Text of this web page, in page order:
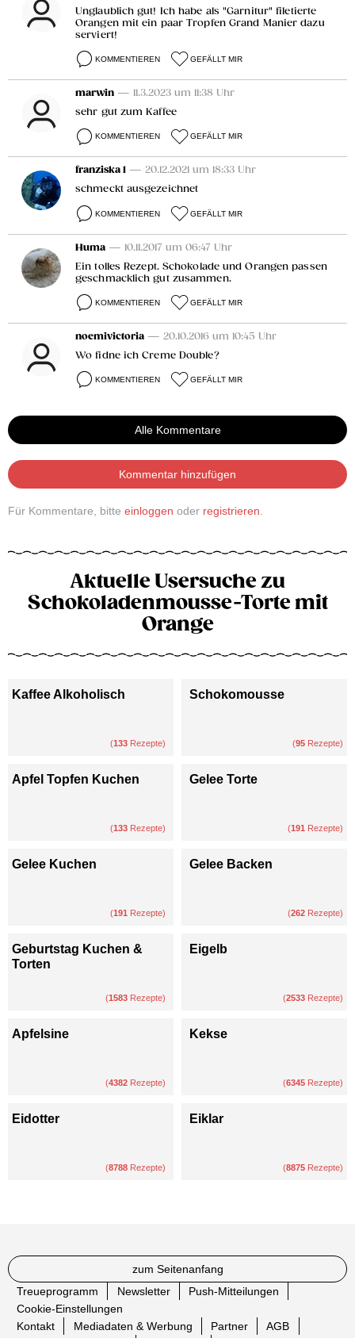
Unglaublich gut! Ich habe als "Garnitur" filetierte
Orangen mit ein paar Tropfen Grand Manier dazu
serviert!
KOMMENTIEREN GEFÄLLT MIR
marwin — 11.3.2023 um 11:38 Uhr
sehr gut zum Kaffee
KOMMENTIEREN GEFÄLLT MIR
franziska 1 — 20.12.2021 um 18:33 Uhr
schmeckt ausgezeichnet
KOMMENTIEREN GEFÄLLT MIR
Huma — 10.11.2017 um 06:47 Uhr
Ein tolles Rezept. Schokolade und Orangen passen
geschmacklich gut zusammen.
KOMMENTIEREN GEFÄLLT MIR
noemivictoria — 20.10.2016 um 10:45 Uhr
Wo fidne ich Creme Double?
KOMMENTIEREN GEFÄLLT MIR
Alle Kommentare
Kommentar hinzufügen
Für Kommentare, bitte einloggen oder registrieren
Aktuelle Usersuche zu
Schokoladenmousse-Torte mit
Orange
Kaffee Alkoholisch
(133 Rezepte)
Schokomousse
(95 Rezepte)
Apfel Topfen Kuchen
(133 Rezepte)
Gelee Torte
(191 Rezepte)
Gelee Kuchen
(191 Rezepte)
Gelee Backen
(262 Rezepte)
Geburtstag Kuchen &
Torten
(1583 Rezepte)
Eigelb
(2533 Rezepte)
Apfelsine
(4382 Rezepte)
Kekse
(6345 Rezepte)
Eidotter
(8788 Rezepte)
Eiklar
(8875 Rezepte)
zum Seitenanfang
Treueprogramm
Newsletter
Push-Mitteilungen
Cookie-Einstellungen
Kontakt
Mediadaten & Werbung Partner
AGB